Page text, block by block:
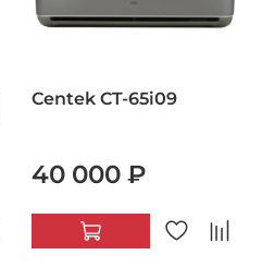
Centek CT-65i09
40 000 ₽